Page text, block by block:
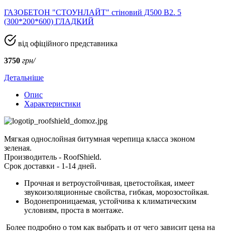
ГАЗОБЕТОН "СТОУНЛАЙТ" стіновий Д500 В2. 5
(300*200*600) ГЛАДКИЙ
від офіційного представника
3750 грн/
Детальніше
Опис
Характеристики
Мягкая однослойная битумная черепица класса эконом
зеленая.
Производитель - RoofShield.
Срок доставки - 1-14 дней.
Прочная и ветроустойчивая, цветостойкая, имеет
звукоизоляционные свойства, гибкая, морозостойкая.
Водонепроницаемая, устойчива к климатическим
условиям, проста в монтаже.
Более подробно о том как выбрать и от чего зависит цена на